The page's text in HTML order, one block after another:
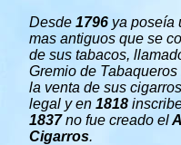
Desde 1796 ya poseía
mas antiguos que se
de sus tabacos,
Gremio de
la venta de sus
legal y en 1818
1837no fue creado el
Cigarros.